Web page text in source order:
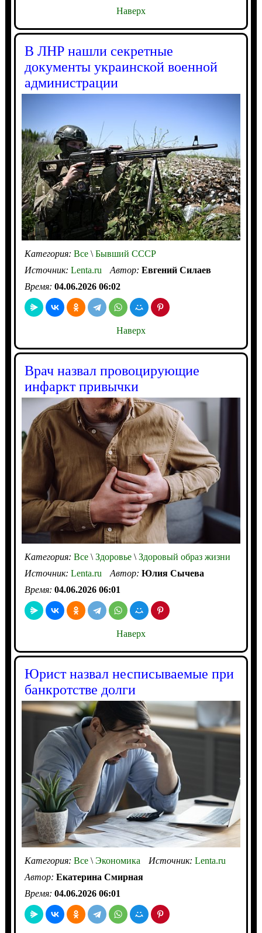
Наверх
В ЛНР нашли секретные
документы украинской военной
администрации
Категория: Все\Бывший СССР
Источник: Lenta.ru Автор: Евгений Силаев
Время: 04.06.2026 06:02
Наверх
Врач назвал провоцирующие
инфаркт привычки
Категория: Все\Здоровье\Здоровый образ жизни
Источник: Lenta.ru Автор: Юлия Сычева
Время: 04.06.2026 06:01
Наверх
Юрист назвал несписываемые при
банкротстве долги
Категория: Все\Экономика Источник: Lenta.ru
Автор: Екатерина Смирная
Время: 04.06.2026 06:01